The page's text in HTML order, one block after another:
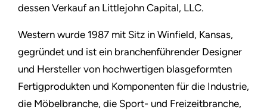
dessen Verkauf an Littlejohn Capital, LLC.
Western wurde 1987 mit Sitz in Winfield, Kansas,
gegründet und ist ein branchenführender Designer
und Hersteller von hochwertigen blasgeformten
Fertigprodukten und Komponenten für die Industrie,
die Möbelbranche, die Sport- und Freizeitbranche,